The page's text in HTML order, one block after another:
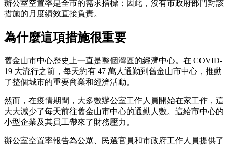
辦公室空置率是全市的需求指標；因此，沒有市政府部門對該
措施的月度績效直接負責。
為什麼這項措施很重要
舊金山市中心歷史上一直是整個灣區的經濟中心。在 COVID-
19 大流行之前，每天約有 47 萬人通勤到舊金山市中心，推動
了整個城市的重要商業和經濟活動。
然而，在疫情期間，大多數辦​​公室工作人員開始在家工作，這
大大減少了每天前往舊金山市中心的通勤人數。這給市中心的
小型企業及其員工帶來了財務壓力。
辦公室空置率報告為公眾、民選官員和市政府工作人員提供了